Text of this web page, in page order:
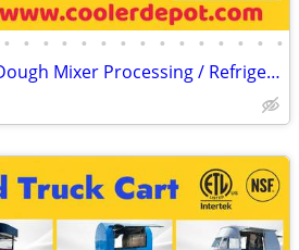
• • • • • • • • • • • • • • •
Bakery Equipment / Dough Mixer Processing / Refrigeration